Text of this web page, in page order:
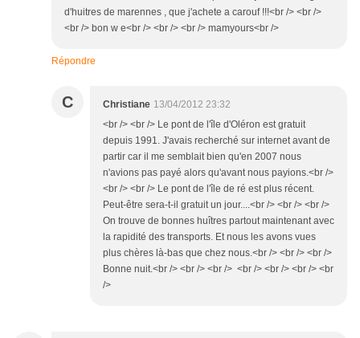
d'huitres de marennes , que j'achete a carouf !!!<br /> <br />
<br /> bon w e<br /> <br /> <br /> mamyours<br />
Répondre
C Christiane 13/04/2012 23:32
<br /> <br /> Le pont de l'île d'Oléron est gratuit
depuis 1991. J'avais recherché sur internet avant de
partir car il me semblait bien qu'en 2007 nous
n'avions pas payé alors qu'avant nous payions.<br />
<br /> <br /> Le pont de l'île de ré est plus récent.
Peut-être sera-t-il gratuit un jour....<br /> <br /> <br />
On trouve de bonnes huîtres partout maintenant avec
la rapidité des transports. Et nous les avons vues
plus chères là-bas que chez nous.<br /> <br /> <br />
Bonne nuit.<br /> <br /> <br /> <br /> <br /> <br /> <br
/>